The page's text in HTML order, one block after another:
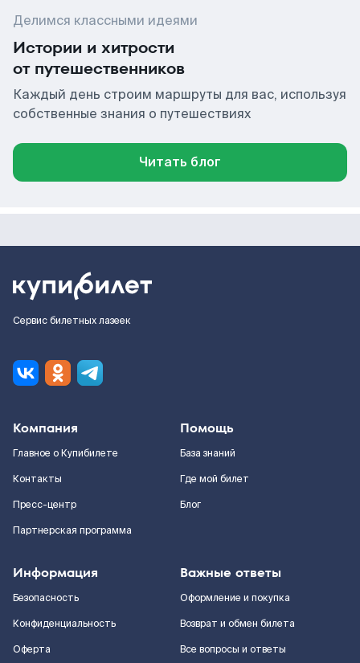
Делимся классными идеями
Истории и хитрости
от путешественников
Каждый день строим маршруты для вас, используя
собственные знания о путешествиях
Читать блог
Сервис билетных лазеек
Компания
Главное о Купибилете
Контакты
Пресс-центр
Партнерская программа
Помощь
База знаний
Где мой билет
Блог
Информация
Безопасность
Конфиденциальность
Оферта
Важные ответы
Оформление и покупка
Возврат и обмен билета
Все вопросы и ответы